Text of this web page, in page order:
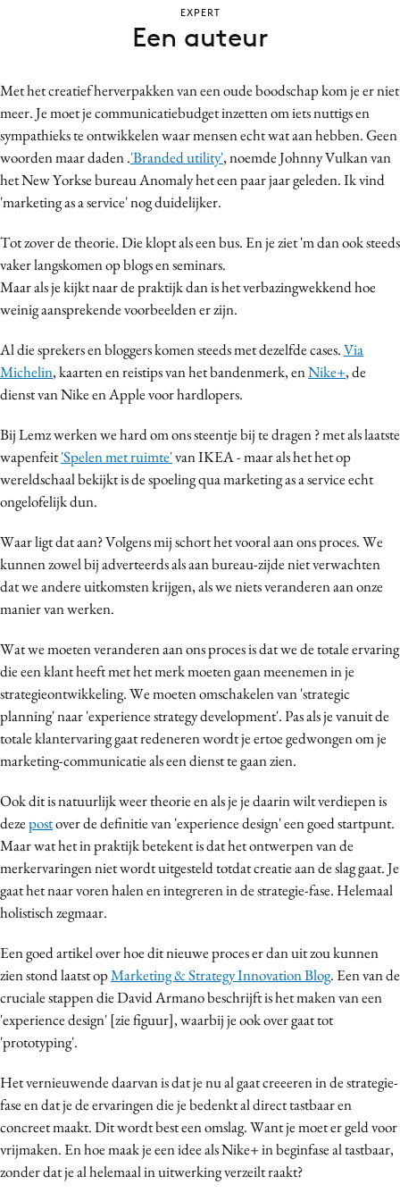
Contentmarketing
Craft
Customer Experience
Data & Insights
Design
Diversiteit
Effectiviteit
Gedragsverandering
Interne communicatie
Martech
Merkstrategie
Programmatic
Reputatie & crisis
Met het creatief herverpakken van een oude boodschap kom je er niet
meer. Je moet je communicatiebudget inzetten om iets nuttigs en
sympathieks te ontwikkelen waar mensen echt wat aan hebben. Geen
woorden maar daden .'Branded utility', noemde Johnny Vulkan van
het New Yorkse bureau Anomaly het een paar jaar geleden. Ik vind
'marketing as a service' nog duidelijker.
Tot zover de theorie. Die klopt als een bus. En je ziet 'm dan ook steeds
vaker langskomen op blogs en seminars.
Maar als je kijkt naar de praktijk dan is het verbazingwekkend hoe
weinig aansprekende voorbeelden er zijn.
Al die sprekers en bloggers komen steeds met dezelfde cases.Via
Michelin, kaarten en reistips van het bandenmerk, enNike+, de
dienst van Nike en Apple voor hardlopers.
Bij Lemz werken we hard om ons steentje bij te dragen ? met als laatste
wapenfeit'Spelen met ruimte'van IKEA - maar als het het op
wereldschaal bekijkt is de spoeling qua marketing as a service echt
ongelofelijk dun.
Waar ligt dat aan? Volgens mij schort het vooral aan ons proces. We
kunnen zowel bij adverteerds als aan bureau-zijde niet verwachten
dat we andere uitkomsten krijgen, als we niets veranderen aan onze
manier van werken.
Wat we moeten veranderen aan ons proces is dat we de totale ervaring
die een klant heeft met het merk moeten gaan meenemen in je
strategieontwikkeling. We moeten omschakelen van 'strategic
planning' naar 'experience strategy development'. Pas als je vanuit de
totale klantervaring gaat redeneren wordt je ertoe gedwongen om je
marketing-communicatie als een dienst te gaan zien.
Ook dit is natuurlijk weer theorie en als je je daarin wilt verdiepen is
dezepostover de definitie van 'experience design' een goed startpunt.
Maar wat het in praktijk betekent is dat het ontwerpen van de
merkervaringen niet wordt uitgesteld totdat creatie aan de slag gaat. Je
gaat het naar voren halen en integreren in de strategie-fase. Helemaal
holistisch zegmaar.
Een goed artikel over hoe dit nieuwe proces er dan uit zou kunnen
zien stond laatst opMarketing & Strategy Innovation Blog. Een van de
cruciale stappen die David Armano beschrijft is het maken van een
'experience design' [zie figuur], waarbij je ook over gaat tot
'prototyping'.
Het vernieuwende daarvan is dat je nu al gaat creeeren in de strategie-
fase en dat je de ervaringen die je bedenkt al direct tastbaar en
concreet maakt. Dit wordt best een omslag. Want je moet er geld voor
vrijmaken. En hoe maak je een idee als Nike+ in beginfase al tastbaar,
zonder dat je al helemaal in uitwerking verzeilt raakt?
EXPERT
Een auteur